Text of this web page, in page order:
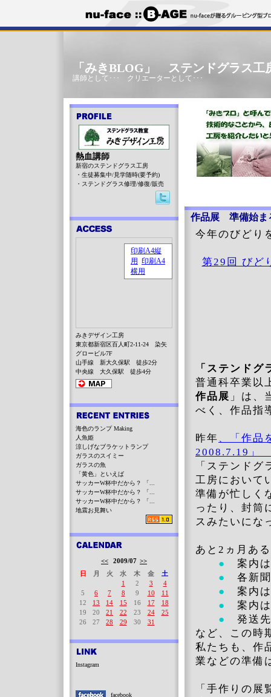
「みきBLOG」 ステンドグラス工
講師として･･･ クリエーターとして･･･
作品展 準備始ま
今年のびどり
第29回 びど
「ステンド
普通科卒業以
作品展 」は、
べく、作品指
昨年 、「作品
2008.7.19
「ステンド
工房において
準備が忙しく
ったり、封筒
スみたいにな
あと2ヵ月あ
●
案内は
●
各新聞
●
案内は
●
案内は
●
発送
など、この時
私たちも、作
業などの準備
「手作りの
熱血講師
新宿のステンドグラス工房
・生徒募集中/見学随時(要予約)
・ステンドグラス修理/修復/販売
みきデザイン工房
東京都新宿区百人町2-11-24 染矢
グロービル7F
山手線 新大久保駅 徒歩2分
中央線 大久保駅 徒歩4分
海色のランプ Making
人魚姫
涼しげなブラケットランプ
ガラスのスイミー
ガラスの魚
「黄色」といえば
サッカーW杯中だから？ 「...
サッカーW杯中だから？ 「...
サッカーW杯中だから？ 「...
地震お見舞い
<< 2009/07 >>
日
月 火 水 木 金
土
1
2 3
4
5
6 7 8 9 10
11
12
13 14 15 16 17
18
19
20 21 22 23 24
25
26
27 28 29 30 31
Instagram
facebook